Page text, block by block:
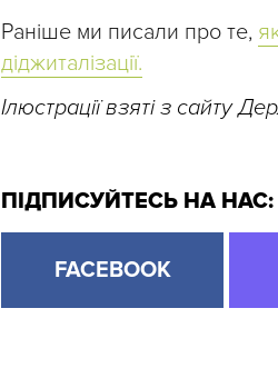
Раніше ми писали про те,
діджиталізації.
Ілюстрації взяті з сайту
ПІДПИСУЙТЕСЬ НА НАС:
FACEBOOK